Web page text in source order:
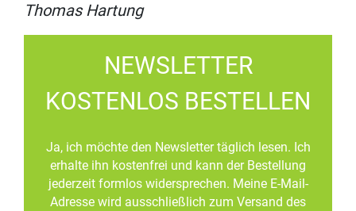
Thomas Hartung
NEWSLETTER
KOSTENLOS BESTELLEN
Ja, ich möchte den Newsletter täglich lesen. Ich
erhalte ihn kostenfrei und kann der Bestellung
jederzeit formlos widersprechen. Meine E-Mail-
Adresse wird ausschließlich zum Versand des